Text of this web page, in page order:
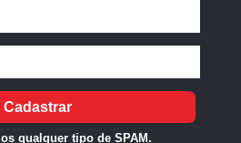
Cadastrar
qualquer tipo de SPAM.